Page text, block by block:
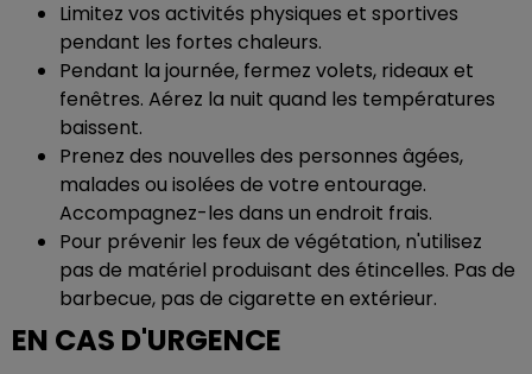
Limitez vos activités physiques et sportives
pendant les fortes chaleurs.
Pendant la journée, fermez volets, rideaux et
fenêtres. Aérez la nuit quand les températures
baissent.
Prenez des nouvelles des personnes âgées,
malades ou isolées de votre entourage.
Accompagnez-les dans un endroit frais.
Pour prévenir les feux de végétation, n'utilisez
pas de matériel produisant des étincelles. Pas de
barbecue, pas de cigarette en extérieur.
EN CAS D'URGENCE